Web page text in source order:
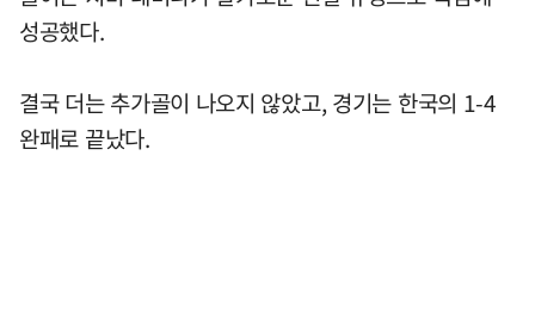
성공했다.
결국 더는 추가골이 나오지 않았고, 경기는 한국의 1-4
완패로 끝났다.